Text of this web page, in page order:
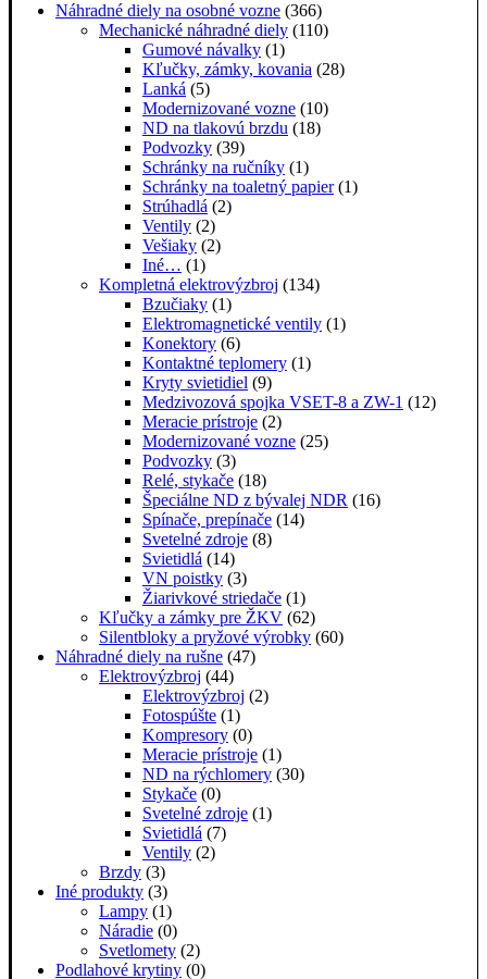
Náhradné diely na osobné vozne (366)
Mechanické náhradné diely (110)
Gumové návalky (1)
Kľučky, zámky, kovania (28)
Lanká (5)
Modernizované vozne (10)
ND na tlakovú brzdu (18)
Podvozky (39)
Schránky na ručníky (1)
Schránky na toaletný papier (1)
Strúhadlá (2)
Ventily (2)
Vešiaky (2)
Iné… (1)
Kompletná elektrovýzbroj (134)
Bzučiaky (1)
Elektromagnetické ventily (1)
Konektory (6)
Kontaktné teplomery (1)
Kryty svietidiel (9)
Medzivozová spojka VSET-8 a ZW-1 (12)
Meracie prístroje (2)
Modernizované vozne (25)
Podvozky (3)
Relé, stykače (18)
Špeciálne ND z bývalej NDR (16)
Spínače, prepínače (14)
Svetelné zdroje (8)
Svietidlá (14)
VN poistky (3)
Žiarivkové striedače (1)
Kľučky a zámky pre ŽKV (62)
Silentbloky a pryžové výrobky (60)
Náhradné diely na rušne (47)
Elektrovýzbroj (44)
Elektrovýzbroj (2)
Fotospúšte (1)
Kompresory (0)
Meracie prístroje (1)
ND na rýchlomery (30)
Stykače (0)
Svetelné zdroje (1)
Svietidlá (7)
Ventily (2)
Brzdy (3)
Iné produkty (3)
Lampy (1)
Náradie (0)
Svetlomety (2)
Podlahové krytiny (0)